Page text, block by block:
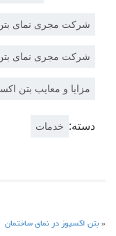
شرکت مجری نمای بتن
شرکت مجری نمای
مزایا و معایب بتن
دسته: خدمات
« بتن اکسپوز در نمای ساختمان